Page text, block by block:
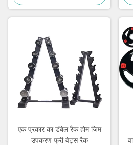
एक प्रकार का डंबेल रैक होम जिम
उपकरण फ्री वेट्स रैक